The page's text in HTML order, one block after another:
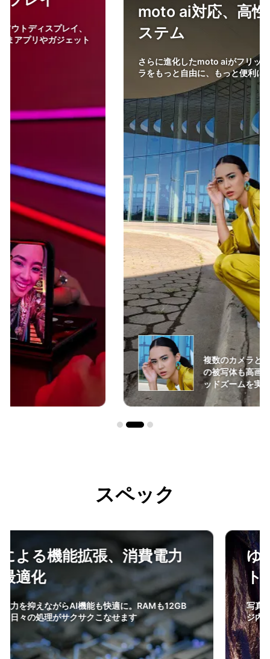
moto ai対応、高性能カメラシ
ステム
さらに進化したmoto aiがフリップスタイルスマホのカメ
ラをもっと自由に、もっと便利にします
複数のカメラとセンサーを活用し、遠く
の被写体も高画質で撮影できるハイブリ
ッドズームを実現します。
スペック
ゆとりの大容量512GB内蔵ス
トレージ
写真や動画をたくさん撮る方も安心な大容量ストレー
ジ内蔵で、残量を気にせず使えます